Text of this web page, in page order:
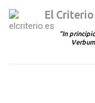
El Criterio
In
Verbum